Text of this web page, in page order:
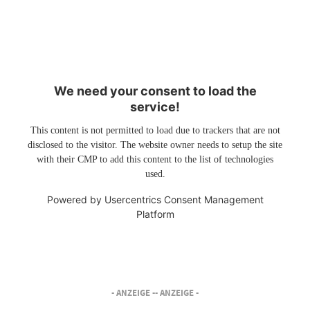
We need your consent to load the
service!
This content is not permitted to load due to trackers that are not
disclosed to the visitor. The website owner needs to setup the site
with their CMP to add this content to the list of technologies
used.
Powered by Usercentrics Consent Management
Platform
- ANZEIGE -- ANZEIGE -